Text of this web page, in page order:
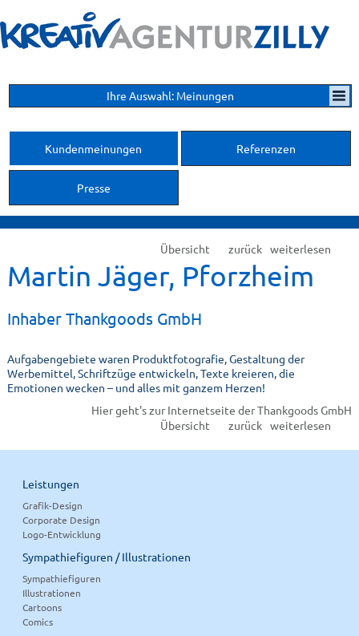
Ihre Auswahl: Meinungen
Kundenmeinungen Referenzen
Presse
Übersicht zurück weiterlesen
Martin Jäger, Pforzheim
Inhaber Thankgoods GmbH
Aufgabengebiete waren Produktfotografie, Gestaltung der
Werbemittel, Schriftzüge entwickeln, Texte kreieren, die
Emotionen wecken – und alles mit ganzem Herzen!
Hier geht's zur Internetseite der Thankgoods GmbH
Übersicht
zurück weiterlesen
Leistungen
Grafik-Design
Corporate Design
Logo-Entwicklung
Sympathiefiguren / Illustrationen
Sympathiefiguren
Illustrationen
Cartoons
Comics